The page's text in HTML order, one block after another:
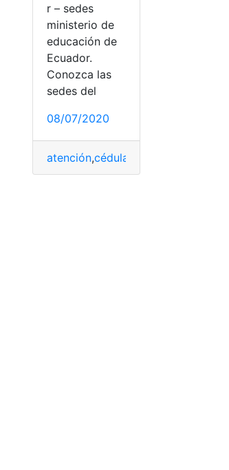
Examen Transformar
r – sedes
ministerio de
educación de
Ecuador.
Conozca las
sedes del
08/07/2020
atención,cédula